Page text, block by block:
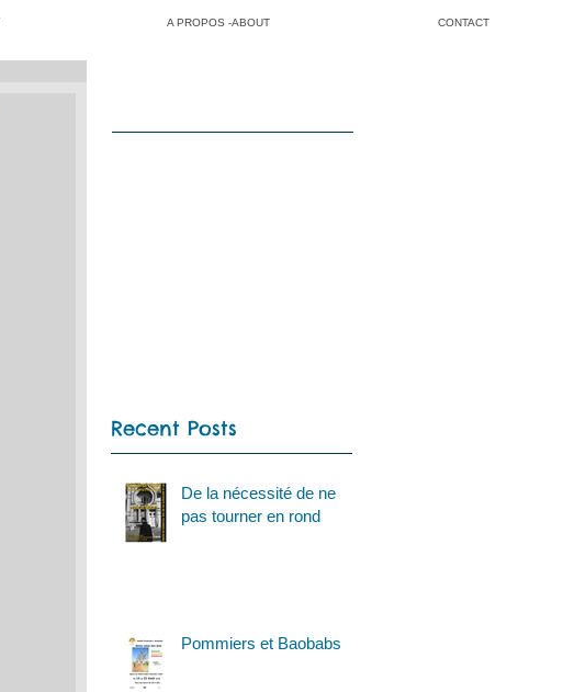
A PROPOS -ABOUT CONTACT
Recent Posts
De la nécessité de ne
pas tourner en rond
Pommiers et Baobabs